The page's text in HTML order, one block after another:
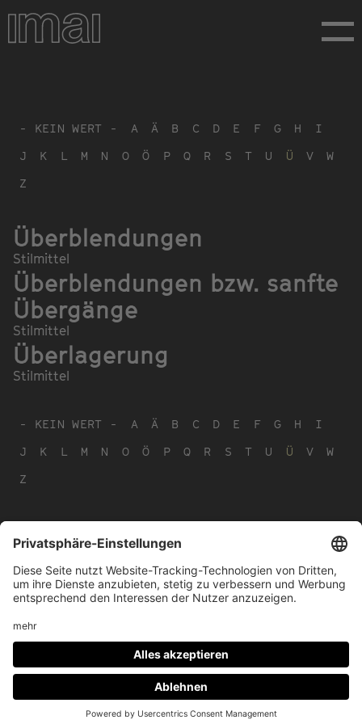
Direkt
zum
Inhalt
- KEIN WERT - A Ä B C D E F G H
I
J
K L M N O Ö P Q R S T U Ü V
W
Z
Überblendungen
Stilmittel
Überblendungen bzw. sanfte
Übergänge
Stilmittel
Überlagerung
Stilmittel
- KEIN WERT - A Ä B C D E F G H
I
J
K L M N O Ö P Q R S T U Ü V
W
Z
Footer
menu
IMPRESSUM PRIVACY
IMAI PLAY NUTZUNGSBEDINGUNGEN
Social
Media
FACEBOOK INSTAGRAM